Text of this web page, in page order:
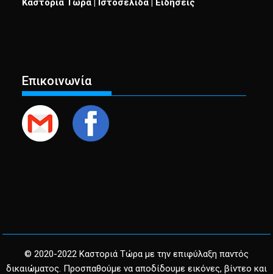
Καστοριά Τώρα | Ιστοσελίδα | Ειδήσεις
Επικοινωνία
© 2020-2022 Καστοριά Τώρα με την επιφύλαξη παντός
δικαιώματος. Προσπαθούμε να αποδίδουμε εικόνες, βίντεο και